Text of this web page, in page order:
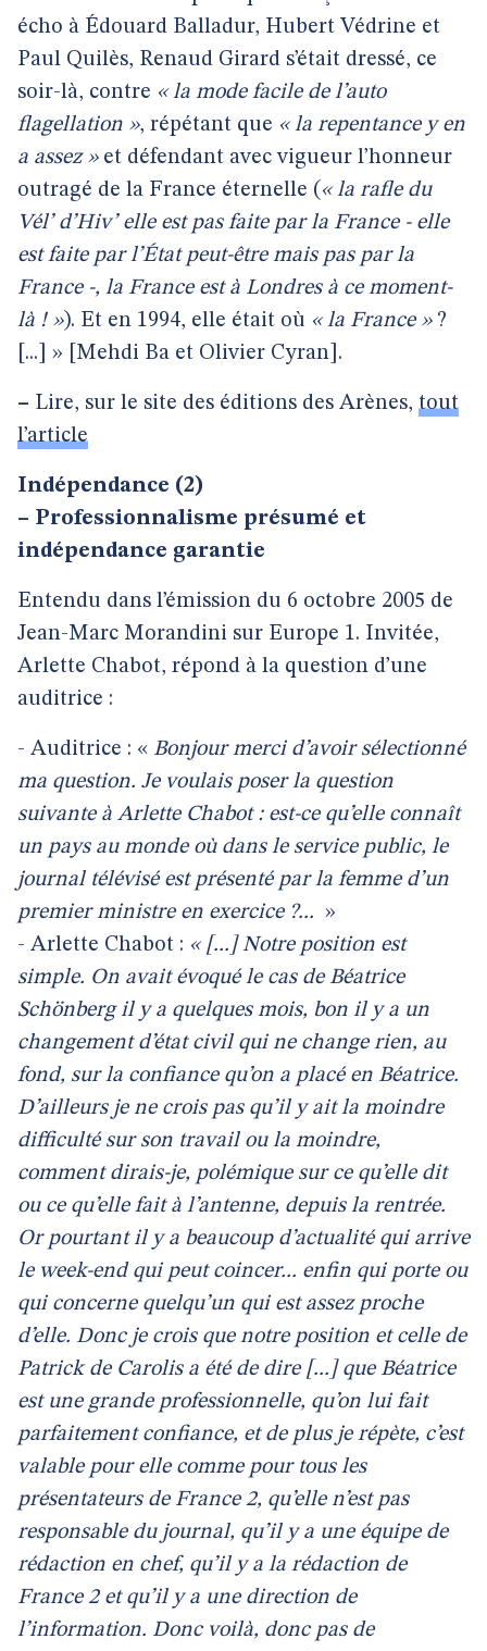
écho à Édouard Balladur, Hubert Védrine et
Paul Quilès, Renaud Girard s’était dressé, ce
soir-là, contre « la mode facile de l’auto
flagellation », répétant que « la repentance y en
a assez »et défendant avec vigueur l’honneur
outragé de la France éternelle ( « la rafle du
Vél’ d’Hiv’ elle est pas faite par la France - elle
est faite par l’État peut-être mais pas par la
France -, la France est à Londres à ce moment-
là ! »). Et en 1994, elle était où « la France »?
[...] » [Mehdi Ba et Olivier Cyran].
– Lire, sur le site des éditions des Arènes, tout
l’article
Indépendance (2)
– Professionnalisme présumé et
indépendance garantie
Entendu dans l’émission du 6 octobre 2005 de
Jean-Marc Morandini sur Europe 1. Invitée,
Arlette Chabot, répond à la question d’une
auditrice :
- Auditrice : « Bonjour merci d’avoir sélectionné
ma question. Je voulais poser la question
suivante à Arlette Chabot : est-ce qu’elle connaît
un pays au monde où dans le service public, le
journal télévisé est présenté par la femme d’un
premier ministre en exercice ?... »
- Arlette Chabot : « [...] Notre position est
simple. On avait évoqué le cas de Béatrice
Schönberg il y a quelques mois, bon il y a un
changement d’état civil qui ne change rien, au
fond, sur la confiance qu’on a placé en Béatrice.
D’ailleurs je ne crois pas qu’il y ait la moindre
difficulté sur son travail ou la moindre,
comment dirais-je, polémique sur ce qu’elle dit
ou ce qu’elle fait à l’antenne, depuis la rentrée.
Or pourtant il y a beaucoup d’actualité qui arrive
le week-end qui peut coincer... enfin qui porte ou
qui concerne quelqu’un qui est assez proche
d’elle. Donc je crois que notre position et celle de
Patrick de Carolis a été de dire [...] que Béatrice
est une grande professionnelle, qu’on lui fait
parfaitement confiance, et de plus je répète, c’est
valable pour elle comme pour tous les
présentateurs de France 2, qu’elle n’est pas
responsable du journal, qu’il y a une équipe de
rédaction en chef, qu’il y a la rédaction de
France 2 et qu’il y a une direction de
l’information. Donc voilà, donc pas de